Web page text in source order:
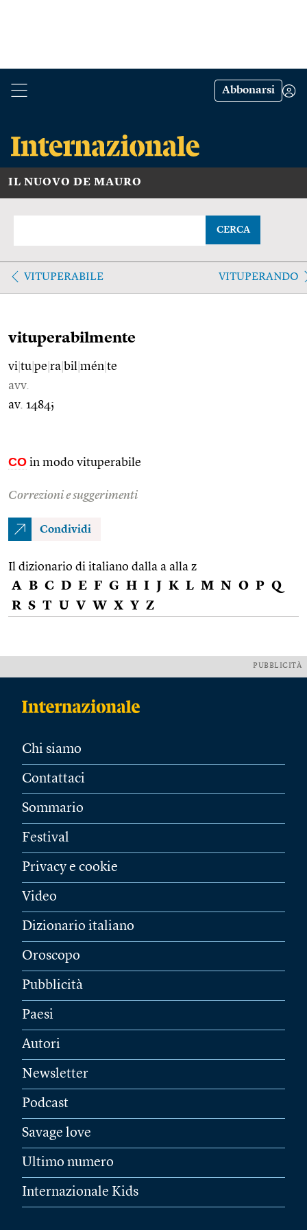
Abbonarsi
IL NUOVO DE MAURO
CERCA
VITUPERABILE VITUPERANDO
vituperabilmente
vi tu pe ra bil mén te
avv.
av. 1484;
CO in modo vituperabile
Correzioni e suggerimenti
Condividi
Il dizionario di italiano dalla a alla z
A B C D E F G H I J K L M N O P Q
R S T U V W X Y Z
PUBBLICITÀ
Chi siamo
Contattaci
Sommario
Festival
Privacy e cookie
Video
Dizionario italiano
Oroscopo
Pubblicità
Paesi
Autori
Newsletter
Podcast
Savage love
Ultimo numero
Internazionale Kids